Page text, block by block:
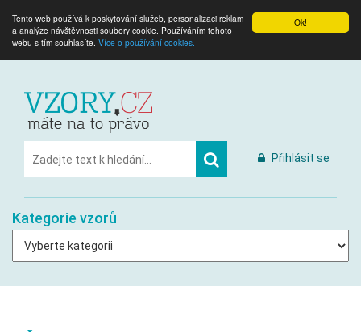
Ok!
Tento web používá k poskytování služeb, personalizaci reklam
a analýze návštěvnosti soubory cookie. Používáním tohoto
webu s tím souhlasíte. Více o používání cookies.
Přihlásit se
Kategorie vzorů